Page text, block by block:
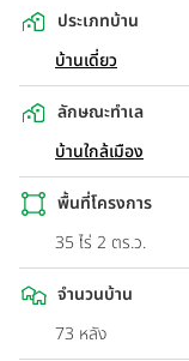
ประเภทบ้าน
บ้านเดี่ยว
ลักษณะทำเล
บ้านใกล้เมือง
พื้นที่โครงการ
35 ไร่ 2 ตร.ว.
จำนวนบ้าน
73 หลัง